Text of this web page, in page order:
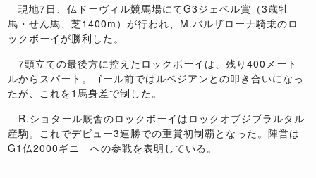
現地7日、仏ドーヴィル競馬場にてG3ジェベル賞（3歳牡
馬・せん馬、芝1400m）が行われ、M.バルザローナ騎乗のロ
ックボーイが勝利した。
7頭立ての最後方に控えたロックボーイは、残り400メート
ルからスパート。ゴール前ではルベジアンとの叩き合いになっ
たが、これを1馬身差で制した。
R.ショタール厩舎のロックボーイはロックオブジブラルタル
産駒。これでデビュー3連勝での重賞初制覇となった。陣営は
G1仏2000ギニーへの参戦を表明している。